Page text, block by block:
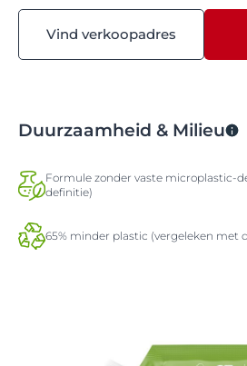
Vind verkoopadres
Duurzaamheid & Milieu
Formule zonder vaste microplastic-
definitie)
65% minder plastic (vergeleken met